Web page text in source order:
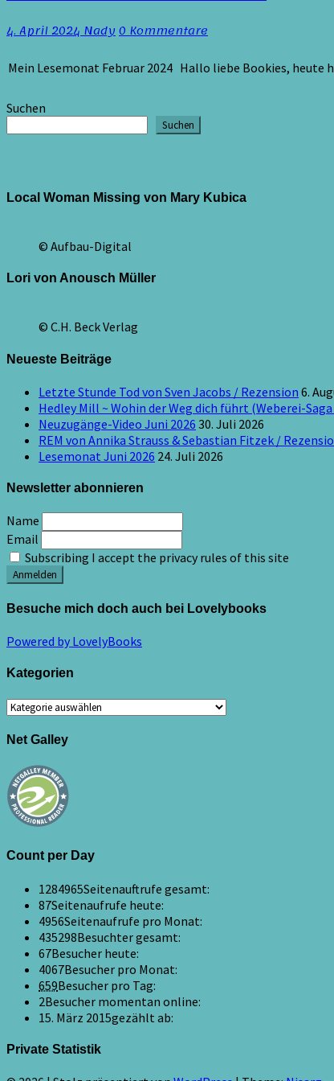
Lesemonat
2024
4. April 2024NadyKommentare
0 Kommentare
Mein Lesemonat Februar 2024 Hallo liebe Bookies, heute
Suchen
Suchen
Local Woman Missing von Mary Kubica
© Aufbau-Digital
Lori von Anousch Müller
© C.H. Beck Verlag
Neueste Beiträge
Letzte Stunde Tod von Sven Jacobs / Rezension 6.
Hedley Mill ~ Wohin der Weg dich führt (Weberei-
Neuzugänge-Video Juni 2026 30. Juli 2026
REM von Annika Strauss & Sebastian Fitzek /
Lesemonat Juni 2026 24. Juli 2026
Newsletter abonnieren
Name
Email
Subscribing I accept the privacy rules of this site
Besuche mich doch auch bei Lovelybooks
Powered by LovelyBooks
Kategorien
Kategorien
Net Galley
Count per Day
1284965Seitenauftrufe gesamt:
87Seitenaufrufe heute:
4956Seitenaufrufe pro Monat:
435298Besuchter gesamt:
67Besucher heute:
4067Besucher pro Monat:
659Besucher pro Tag:
2Besucher momentan online:
15. März 2015gezählt ab:
Private Statistik